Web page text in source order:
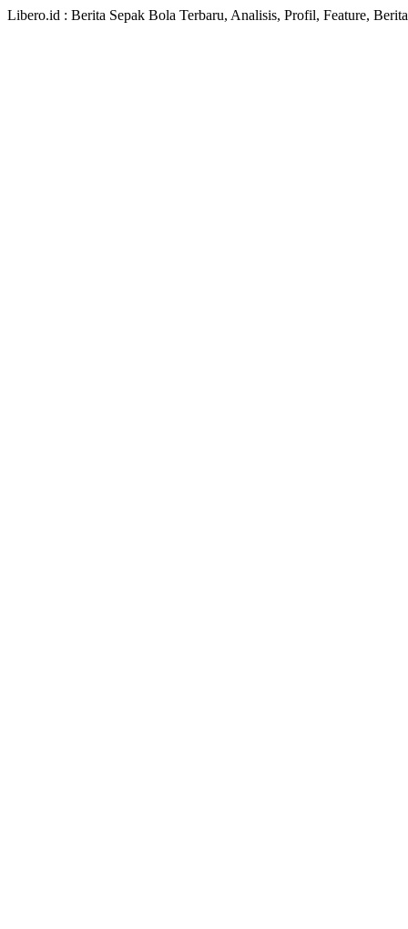
Libero.id : Berita Sepak Bola Terbaru, Analisis, Profil, Feature,